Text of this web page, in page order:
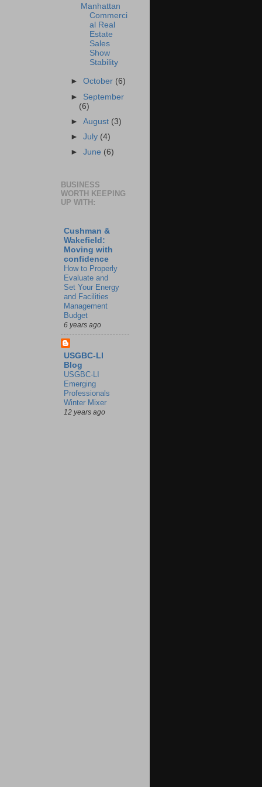
Manhattan
Commerci
al Real
Estate
Sales
Show
Stability
►October (6)
► September
(6)
►August (3)
►July (4)
►June (6)
BUSINESS
WORTH KEEPING
UP WITH:
Cushman &
Wakefield:
Moving with
confidence
How to Properly
Evaluate and
Set Your Energy
and Facilities
Management
Budget
6 years ago
USGBC-LI
Blog
USGBC-LI
Emerging
Professionals
Winter Mixer
12 years ago